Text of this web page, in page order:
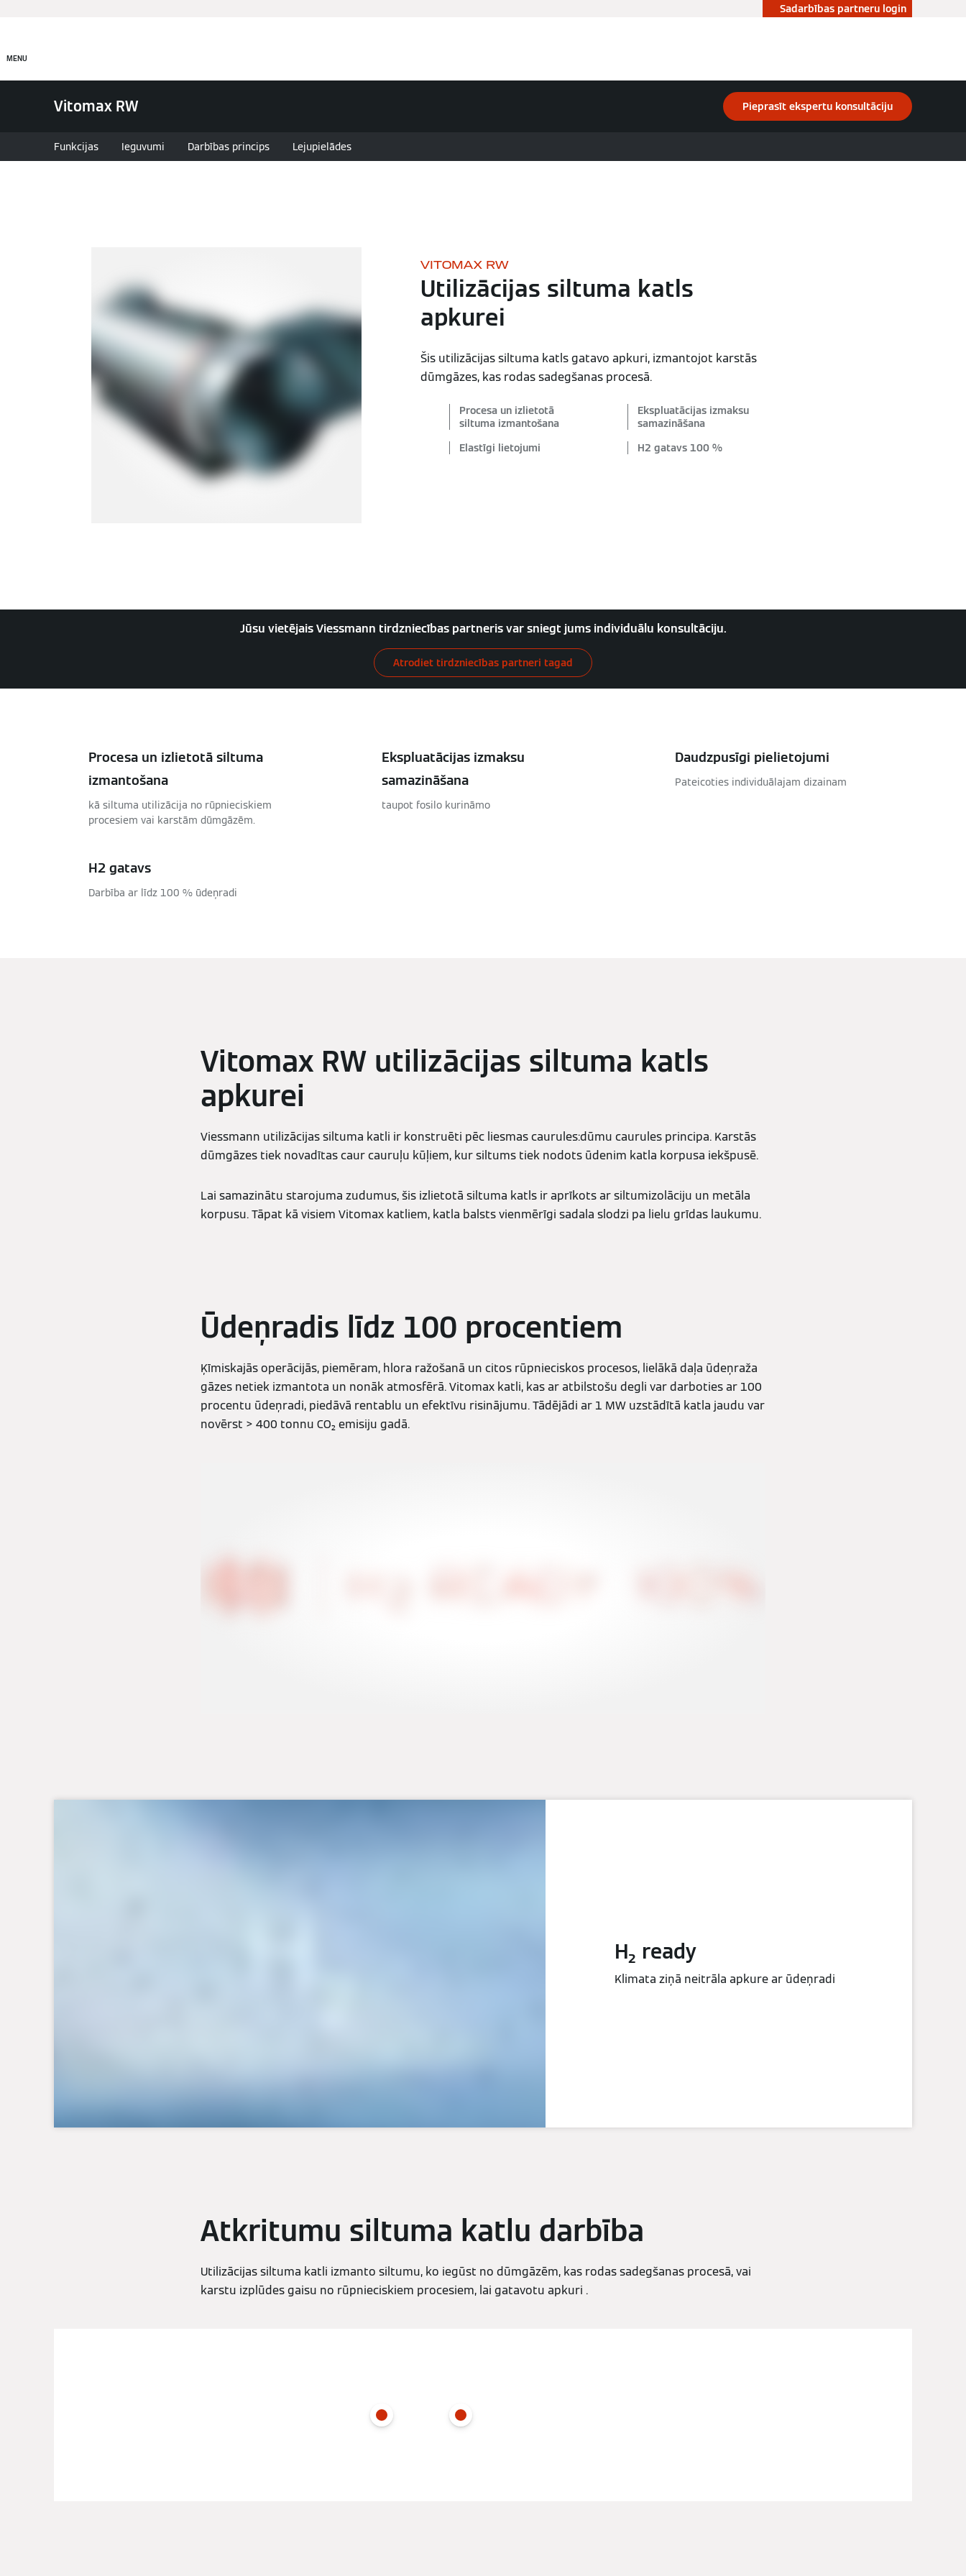
Sadarbības partneru login
MENU
Vitomax RW Pieprasīt ekspertu konsultāciju
Funkcijas Ieguvumi Darbības princips Lejupielādes
VITOMAX RW
Utilizācijas siltuma katls
apkurei
Šis utilizācijas siltuma katls gatavo apkuri, izmantojot karstās
dūmgāzes, kas rodas sadegšanas procesā.
Procesa un izlietotā
siltuma izmantošana
Ekspluatācijas izmaksu
samazināšana
Elastīgi lietojumi
H2 gatavs 100 %
Jūsu vietējais Viessmann tirdzniecības partneris var sniegt jums individuālu konsultāciju.
Atrodiet tirdzniecības partneri tagad
Procesa un izlietotā siltuma
izmantošana
kā siltuma utilizācija no rūpnieciskiem
procesiem vai karstām dūmgāzēm.
Ekspluatācijas izmaksu
samazināšana
taupot fosilo kurināmo
Daudzpusīgi pielietojumi
Pateicoties individuālajam dizainam
H2 gatavs
Darbība ar līdz 100 % ūdeņradi
Vitomax RW utilizācijas siltuma katls
apkurei
Viessmann utilizācijas siltuma katli ir konstruēti pēc liesmas caurules:dūmu caurules principa. Karstās
dūmgāzes tiek novadītas caur cauruļu kūļiem, kur siltums tiek nodots ūdenim katla korpusa iekšpusē.
Lai samazinātu starojuma zudumus, šis izlietotā siltuma katls ir aprīkots ar siltumizolāciju un metāla
korpusu. Tāpat kā visiem Vitomax katliem, katla balsts vienmērīgi sadala slodzi pa lielu grīdas laukumu.
Ūdeņradis līdz 100 procentiem
Ķīmiskajās operācijās, piemēram, hlora ražošanā un citos rūpnieciskos procesos, lielākā daļa ūdeņraža
gāzes netiek izmantota un nonāk atmosfērā. Vitomax katli, kas ar atbilstošu degli var darboties ar 100
procentu ūdeņradi, piedāvā rentablu un efektīvu risinājumu. Tādējādi ar 1 MW uzstādītā katla jaudu var
novērst > 400 tonnu CO₂ emisiju gadā.
H₂ ready
Klimata ziņā neitrāla apkure ar ūdeņradi
Atkritumu siltuma katlu darbība
Utilizācijas siltuma katli izmanto siltumu, ko iegūst no dūmgāzēm, kas rodas sadegšanas procesā, vai
karstu izplūdes gaisu no rūpnieciskiem procesiem, lai gatavotu apkuri .